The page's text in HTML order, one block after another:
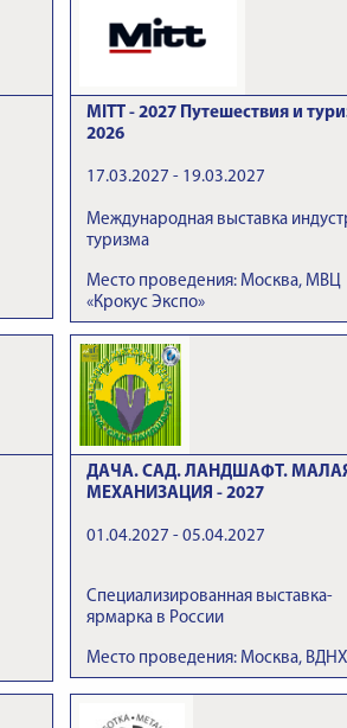
MITT - 2027 Путешествия и
2026
17.03.2027 - 19.03.2027
Международная выставка
туризма
Место проведения: Москва, МВЦ
«Крокус Экспо»
ДАЧА. САД. ЛАНДШАФТ.
МЕХАНИЗАЦИЯ - 2027
01.04.2027 - 05.04.2027
Специализированная выставка-
ярмарка в России
Место проведения: Москва, ВДНХ